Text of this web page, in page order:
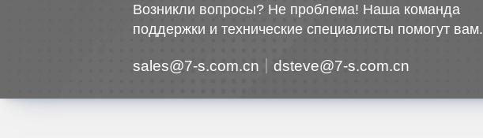
Возникли вопросы? Не проблема! Наша команда
поддержки и технические специалисты помогут вам.
sales@7-s.com.cn dsteve@7-s.com.cn